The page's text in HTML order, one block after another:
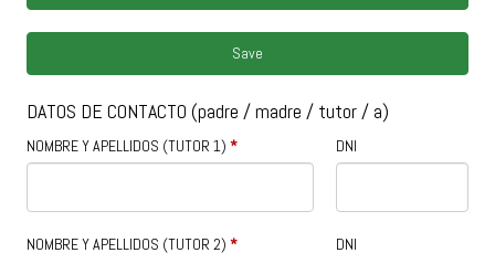
Save
DATOS DE CONTACTO (padre / madre / tutor / a)
NOMBRE Y APELLIDOS (TUTOR 1) * DNI
NOMBRE Y APELLIDOS (TUTOR 2) * DNI